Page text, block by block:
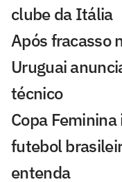
clube da Itália
Após fracasso
Uruguai
técnico
Copa
futebol
entenda